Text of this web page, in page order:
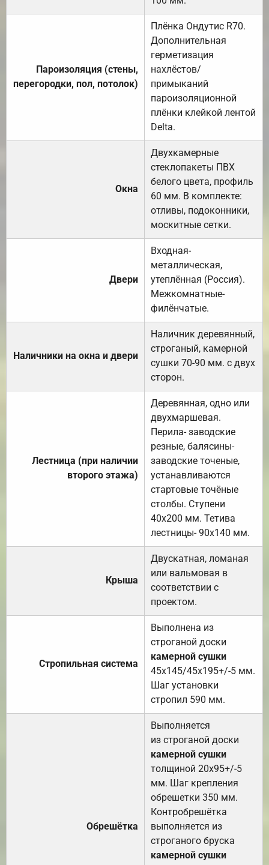
Пароизоляция (стены,
перегородки, пол, потолок)
Плёнка Ондутис R70.
Дополнительная
герметизация
нахлёстов/
примыканий
пароизоляционной
плёнки клейкой лентой
Delta.
Окна
Двухкамерные
стеклопакеты ПВХ
белого цвета, профиль
60 мм. В комплекте:
отливы, подоконники,
москитные сетки.
Двери
Входная-
металлическая,
утеплённая (Россия).
Межкомнатные-
филёнчатые.
Наличники на окна и двери
Наличник деревянный,
строганый, камерной
сушки 70-90 мм. с двух
сторон.
Лестница (при наличии
второго этажа)
Деревянная, одно или
двухмаршевая.
Перила- заводские
резные, балясины-
заводские точеные,
устанавливаются
стартовые точёные
столбы. Ступени
40х200 мм. Тетива
лестницы- 90х140 мм.
Крыша
Двускатная, ломаная
или вальмовая в
соответствии с
проектом.
Стропильная система
Выполнена из
строганой доски
камерной сушки
45х145/45х195+/-5 мм.
Шаг установки
стропил 590 мм.
Обрешётка
Выполняется
из строганой доски
камерной сушки
толщиной 20х95+/-5
мм. Шаг крепления
обрешетки 350 мм.
Контробрешётка
выполняется из
строганого бруска
камерной сушки